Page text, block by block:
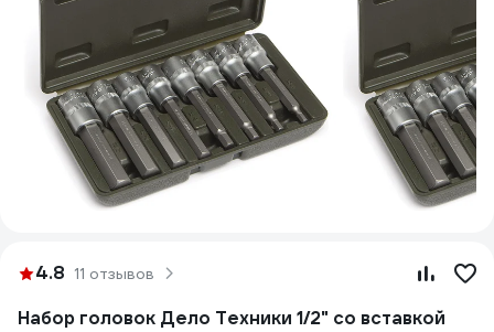
4.8 11 отзывов
Набор головок Дело Техники 1/2" со вставкой